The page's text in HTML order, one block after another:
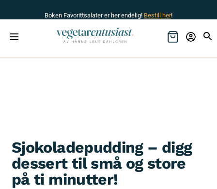
Boken Favorittsalater er her endelig! Bestill her!
Sjokoladepudding – digg
dessert til små og store
på ti minutter!